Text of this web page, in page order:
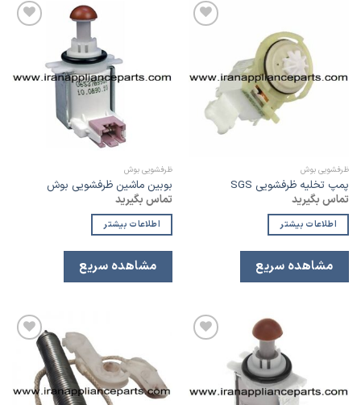
مندی
ظرفشویی بوش
پمپ تخلیه ظرفشویی SGS
تماس بگیرید
اطلاعات بیشتر
مشاهده سریع
مندی
ظرفشویی بوش
بوبین ماشین ظرفشویی بوش
تماس بگیرید
اطلاعات بیشتر
مشاهده سریع
مندی
افزودن
لیست
علاقه
مندی